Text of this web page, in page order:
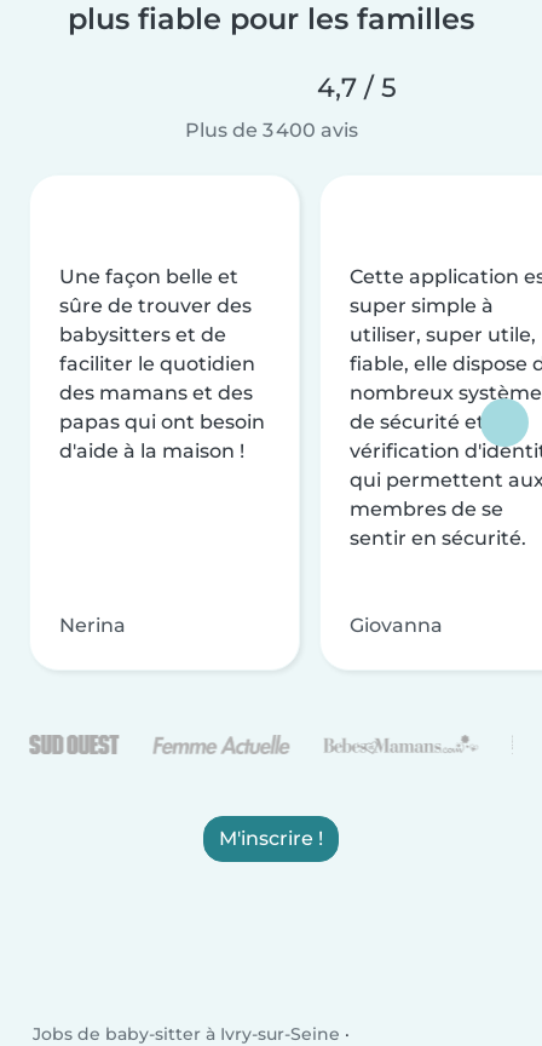
plus fiable pour les familles
4,7 / 5
Plus de 3 400 avis
Une façon belle et
sûre de trouver des
babysitters et de
faciliter le quotidien
des mamans et des
papas qui ont besoin
d'aide à la maison !
Nerina
Cette application
super simple à
utiliser, super utile,
fiable, elle dispose
nombreux
de sécurité et de
vérification
qui permettent
membres de se
sentir en sécurité.
Giovanna
M'inscrire !
Jobs de baby-sitter à Ivry-sur-Seine